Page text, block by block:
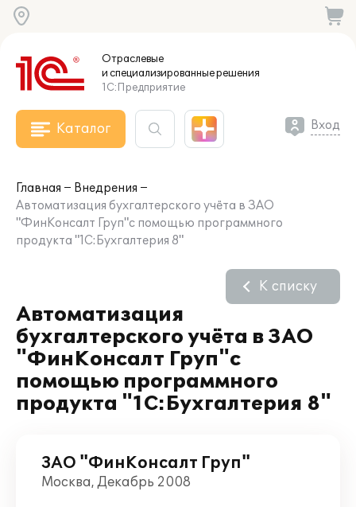
Отраслевые
и специализированныерешения
1С:Предприятие
Каталог Вход
Главная
Внедрения
Автоматизация бухгалтерского учёта в ЗАО
"ФинКонсалт Груп"с помощью программного
продукта "1С:Бухгалтерия 8"
Автоматизация
бухгалтерского учёта в ЗАО
"ФинКонсалт Груп"с
помощью программного
продукта "1С:Бухгалтерия 8"
К списку
ЗАО "ФинКонсалт Груп"
Москва, Декабрь 2008